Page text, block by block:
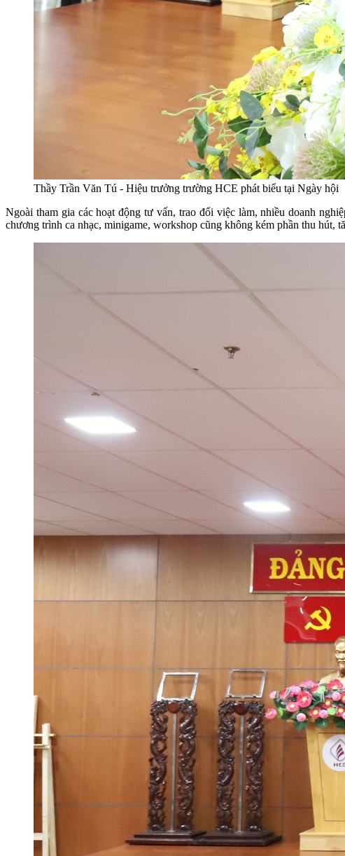
Thầy Trần Văn Tú - Hiệu trưởng trường HCE phát biểu tại Ngày hội
Ngoài tham gia các hoạt động tư vấn, trao đổi việc làm, nhiều doanh
chương trình ca nhạc, minigame, workshop cũng không kém phần thu